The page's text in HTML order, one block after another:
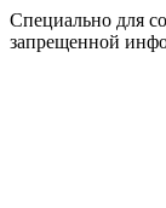
Специально для
запрещенной